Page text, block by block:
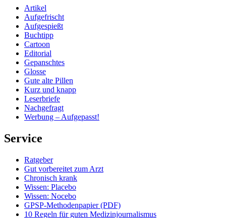
Artikel
Aufgefrischt
Aufgespießt
Buchtipp
Cartoon
Editorial
Gepanschtes
Glosse
Gute alte Pillen
Kurz und knapp
Leserbriefe
Nachgefragt
Werbung – Aufgepasst!
Service
Ratgeber
Gut vorbereitet zum Arzt
Chronisch krank
Wissen: Placebo
Wissen: Nocebo
GPSP-Methodenpapier (PDF)
10 Regeln für guten Medizinjournalismus